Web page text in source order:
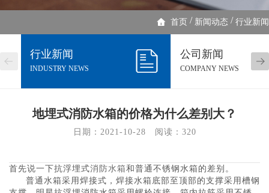
首页 / 新闻动态 / 行业新闻
行业新闻
INDUSTRY NEWS
公司新闻
COMPANY NEWS
地埋式消防水箱的价格为什么差别大？
日期：2021-10-28   阅读： 320
首先说一下抗浮埋式消防水箱和普通不锈钢水箱的差别。
普通水箱采用焊接式，焊接水箱底部至顶部的支撑采用槽钢